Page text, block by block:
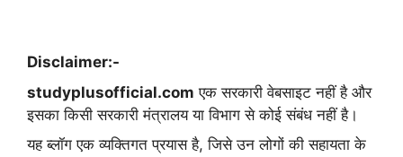
Disclaimer:-
studyplusofficial.com एक सरकारी वेबसाइट नहीं है और
इसका किसी सरकारी मंत्रालय या विभाग से कोई संबंध नहीं है।
यह ब्लॉग एक व्यक्तिगत प्रयास है, जिसे उन लोगों की सहायता के